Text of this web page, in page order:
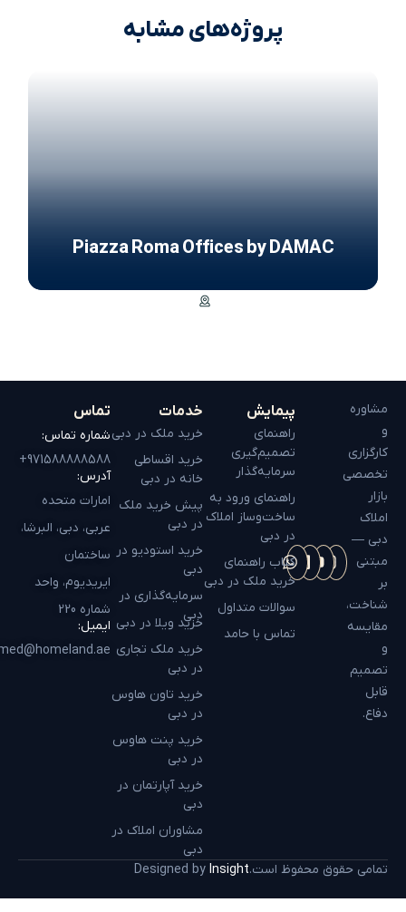
پروژه‌های مشابه
Piazza Roma Offices by DAMAC
مشاوره
کارگزاری
تخصصی
بازار
املاک
دبی —
مبتنی
شناخت،
مقایسه
تصمیم
قابل
دفاع.
پیمایش
راهنمای
تصمیم‌گیری
سرمایه‌گذار
راهنمای ورود به
ساخت‌وساز املاک
در دبی
کتاب راهنمای
خرید ملک در دبی
سوالات متداول
تماس با حامد
خدمات
خرید ملک در دبی
خرید اقساطی
خانه در دبی
پیش خرید ملک
در دبی
خرید استودیو در
دبی
سرمایه‌گذاری در
دبیخرید ویلا در دبی
خرید ملک تجاری
در دبی
خرید تاون هاوس
در دبی
خرید پنت هاوس
در دبی
خرید آپارتمان در
دبی
مشاوران املاک در
دبی
تماس
شماره تماس:
971588888588+
آدرس:
امارات متحده
عربی، دبی، البرشا،
ساختمان
ایریدیوم، واحد
شماره 220
ایمیل:
hamed@homeland.ae
تمامی حقوق محفوظ است. Designed byInsight